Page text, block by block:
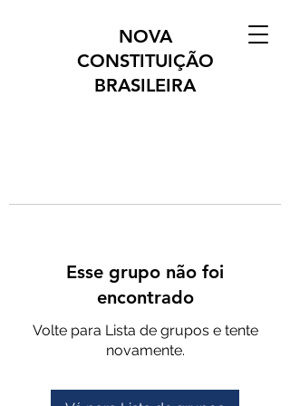
NOVA
CONSTITUIÇÃO
BRASILEIRA
Esse grupo não foi
encontrado
Volte para Lista de grupos e tente
novamente.